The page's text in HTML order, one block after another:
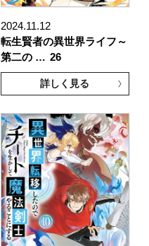
2024.11.12
転生賢者の異世界ライフ～
第二の … 26
詳しく見る